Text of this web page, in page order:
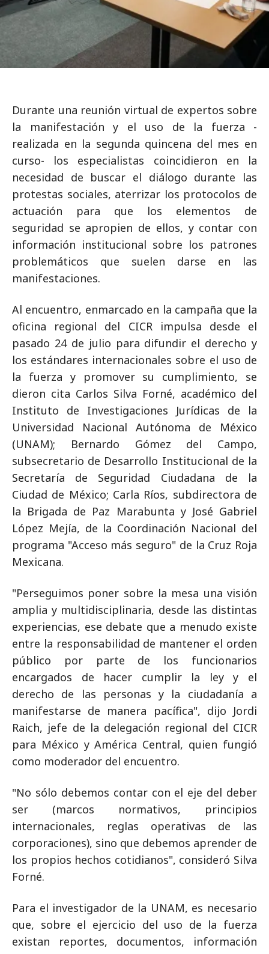
Durante una reunión virtual de expertos sobre
la manifestación y el uso de la fuerza -
realizada en la segunda quincena del mes en
curso- los especialistas coincidieron en la
necesidad de buscar el diálogo durante las
protestas sociales, aterrizar los protocolos de
actuación para que los elementos de
seguridad se apropien de ellos, y contar con
información institucional sobre los patrones
problemáticos que suelen darse en las
manifestaciones.
Al encuentro, enmarcado en la campaña que la
oficina regional del CICR impulsa desde el
pasado 24 de julio para difundir el derecho y
los estándares internacionales sobre el uso de
la fuerza y promover su cumplimiento, se
dieron cita Carlos Silva Forné, académico del
Instituto de Investigaciones Jurídicas de la
Universidad Nacional Autónoma de México
(UNAM); Bernardo Gómez del Campo,
subsecretario de Desarrollo Institucional de la
Secretaría de Seguridad Ciudadana de la
Ciudad de México; Carla Ríos, subdirectora de
la Brigada de Paz Marabunta y José Gabriel
López Mejía, de la Coordinación Nacional del
programa "Acceso más seguro" de la Cruz Roja
Mexicana.
"Perseguimos poner sobre la mesa una visión
amplia y multidisciplinaria, desde las distintas
experiencias, ese debate que a menudo existe
entre la responsabilidad de mantener el orden
público por parte de los funcionarios
encargados de hacer cumplir la ley y el
derecho de las personas y la ciudadanía a
manifestarse de manera pacífica", dijo Jordi
Raich, jefe de la delegación regional del CICR
para México y América Central, quien fungió
como moderador del encuentro.
"No sólo debemos contar con el eje del deber
ser (marcos normativos, principios
internacionales, reglas operativas de las
corporaciones), sino que debemos aprender de
los propios hechos cotidianos", consideró Silva
Forné.
Para el investigador de la UNAM, es necesario
que, sobre el ejercicio del uso de la fuerza
existan reportes, documentos, información